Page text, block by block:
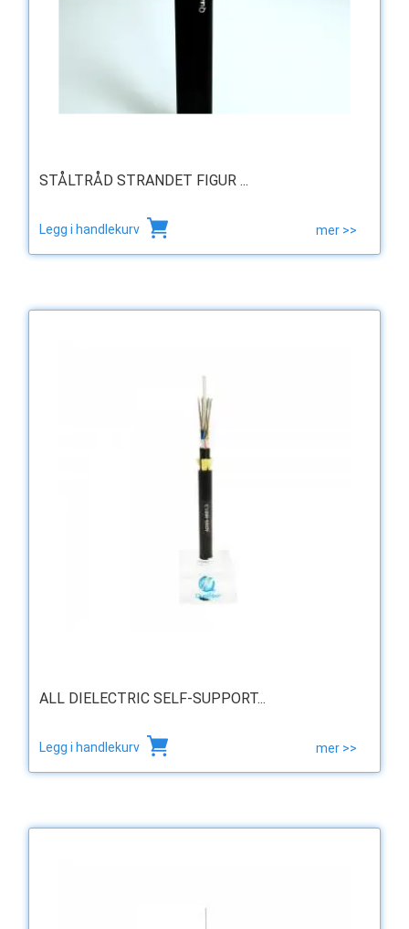
STÅLTRÅD STRANDET FIGUR ...
Legg i handlekurv mer >>
ALL DIELECTRIC SELF-SUPPORT...
Legg i handlekurv mer >>